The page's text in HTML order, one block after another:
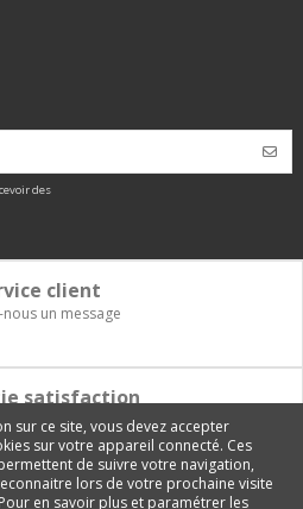
des
client
nous un message
satisfaction
changer d'avis et être remboursé
100% sécurisé
fois sans frais, virement bancaire
sur ce site, vous devez accepter
sur votre appareil connecté. Ces
de suivre votre navigation,
lors de votre prochaine visite
en savoir plus et paramétrer les